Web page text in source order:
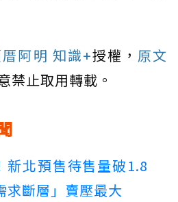
阿明 知識+授權， 原文
禁止取用轉載。
新北預售待售量破1.8
求斷層」賣壓最大